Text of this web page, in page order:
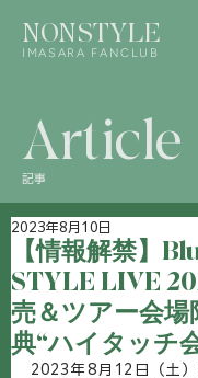
NONSTYLE
IMASARA FANCLUB
Article
記事
【情報解禁】
STYLE LIVE
売＆ツアー会場
典“ハイタッチ
2023年8月10日
2023年8月12日（土）